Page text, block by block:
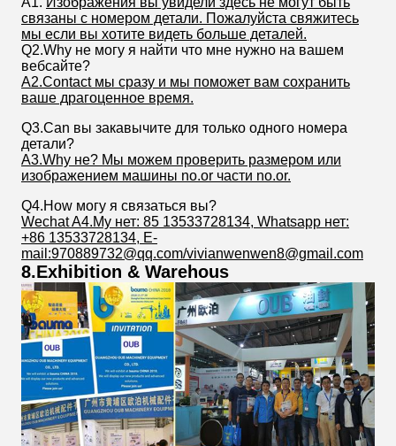
связаны с номером детали. Пожалуйста свяжитесь
мы если вы хотите видеть больше деталей.
Q2.Why не могу я найти что мне нужно на вашем
вебсайте?
A2.Contact мы сразу и мы поможет вам сохранить
ваше драгоценное время.
Q3.Can вы закавычите для только одного номера
детали?
A3.Why не? Мы можем проверить размером или
изображением машины no.or части no.or.
Q4.How могу я связаться вы?
Wechat A4.My нет: 85 13533728134, Whatsapp нет:
+86 13533728134, E-
mail:970889732@qq.com/vivianwenwen8@gmail.com
8.Exhibition & Warehous